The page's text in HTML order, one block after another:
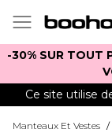
-30% SUR TOUT
Ce site utilise
Manteaux Et Vestes /